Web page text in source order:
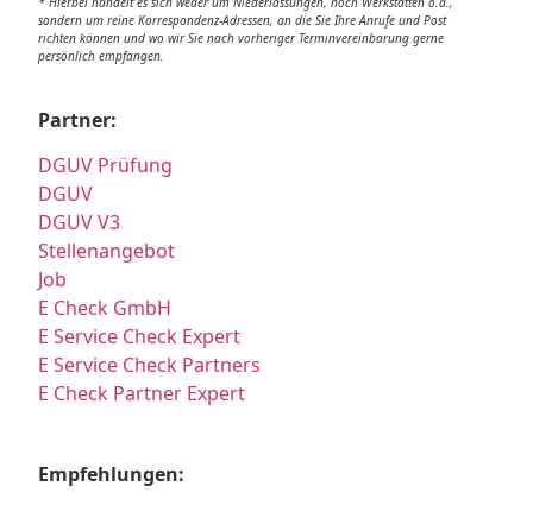
sondern um reine Korrespondenz-Adressen, an die Sie Ihre Anrufe und Post
richten können und wo wir Sie nach vorheriger Terminvereinbarung gerne
persönlich empfangen.
Partner:
DGUV Prüfung
DGUV
DGUV V3
Stellenangebot
Job
E Check GmbH
E Service Check Expert
E Service Check Partners
E Check Partner Expert
Empfehlungen: